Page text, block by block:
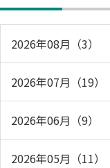
2026年08月（3）
2026年07月（19）
2026年06月（9）
2026年05月（11）